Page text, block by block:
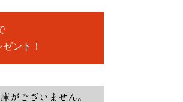
ント！
がございません。